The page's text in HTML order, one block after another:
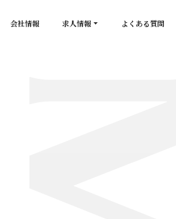
会社情報 求人情報 よくある質問